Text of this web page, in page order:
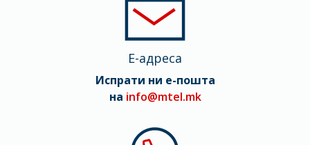
E-адреса
Испрати ни е-пошта
на info@mtel.mk